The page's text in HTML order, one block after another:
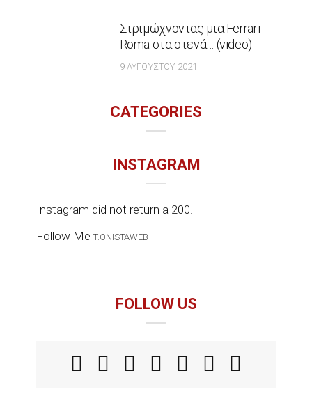
Στριμώχνοντας μια Ferrari
Roma στα στενά… (video)
9 ΑΥΓΟΎΣΤΟΥ 2021
CATEGORIES
INSTAGRAM
Instagram did not return a 200.
Follow Me T.ONISTAWEB
FOLLOW US